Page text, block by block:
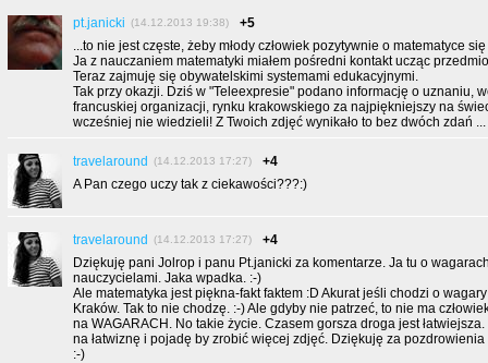
pt.janicki (14.12.2013 19:38)
+5
...to nie jest częste, żeby młody człowiek pozytywnie o matematyce
Ja z nauczaniem matematyki miałem pośredni kontakt ucząc
Teraz zajmuję się obywatelskimi systemami edukacyjnymi.
Tak przy okazji. Dziś w "Teleexpresie" podano informację o uznaniu,
francuskiej organizacji, rynku krakowskiego za najpiękniejszy na
wcześniej nie wiedzieli! Z Twoich zdjęć wynikało to bez dwóch zdań ...
travelaround (14.12.2013 17:27)
+4
A Pan czego uczy tak z ciekawości???:)
travelaround (14.12.2013 17:27)
+4
Dziękuję pani Jolrop i panu Pt.janicki za komentarze. Ja tu o
nauczycielami. Jaka wpadka. :-)
Ale matematyka jest piękna-fakt faktem :D Akurat jeśli chodzi o
Kraków. Tak to nie chodzę. :-) Ale gdyby nie patrzeć, to nie ma
na WAGARACH. No takie życie. Czasem gorsza droga jest
na łatwiznę i pojadę by zrobić więcej zdjęć. Dziękuję za
:-)